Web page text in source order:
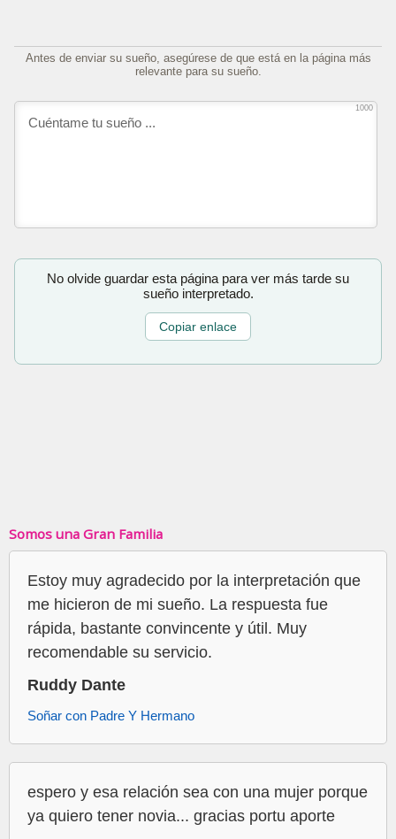
Antes de enviar su sueño, asegúrese de que está en la página más
relevante para su sueño.
1000
No olvide guardar esta página para ver más tarde su
sueño interpretado.
Copiar enlace
Somos una Gran Familia
Estoy muy agradecido por la interpretación que
me hicieron de mi sueño. La respuesta fue
rápida, bastante convincente y útil. Muy
recomendable su servicio.
Ruddy Dante
Soñar con Padre Y Hermano
espero y esa relación sea con una mujer porque
ya quiero tener novia... gracias portu aporte